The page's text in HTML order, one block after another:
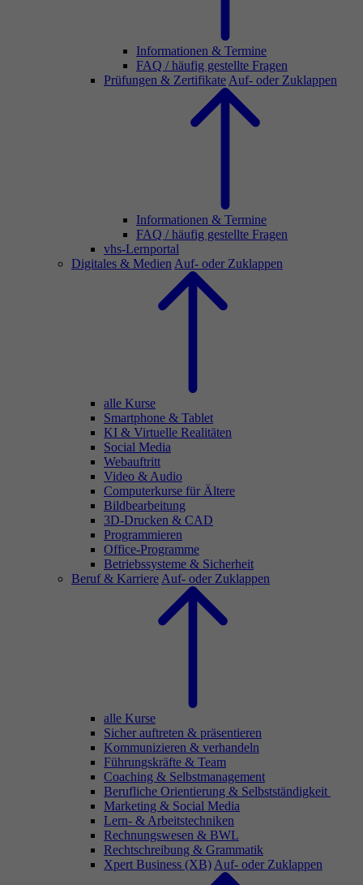
Informationen & Termine
FAQ / häufig gestellte Fragen
Prüfungen & Zertifikate Auf- oder Zuklappen
Informationen & Termine
FAQ / häufig gestellte Fragen
vhs-Lernportal
Digitales & Medien Auf- oder Zuklappen
alle Kurse
Smartphone & Tablet
KI & Virtuelle Realitäten
Social Media
Webauftritt
Video & Audio
Computerkurse für Ältere
Bildbearbeitung
3D-Drucken & CAD
Programmieren
Office-Programme
Betriebssysteme & Sicherheit
Beruf & Karriere Auf- oder Zuklappen
alle Kurse
Sicher auftreten & präsentieren
Kommunizieren & verhandeln
Führungskräfte & Team
Coaching & Selbstmanagement
Berufliche Orientierung & Selbstständigkeit
Marketing & Social Media
Lern- & Arbeitstechniken
Rechnungswesen & BWL
Rechtschreibung & Grammatik
Xpert Business (XB) Auf- oder Zuklappen